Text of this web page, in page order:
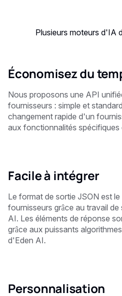
Plusieurs moteurs d'IA
Économisez du
Nous proposons une API
fournisseurs : simple et
changement rapide d'un
aux fonctionnalités spécifiques
Facile à intégrer
Le format de sortie JSON est
fournisseurs grâce au travail
AI. Les éléments de réponse
grâce aux puissants
d'Eden AI.
Personnalisation